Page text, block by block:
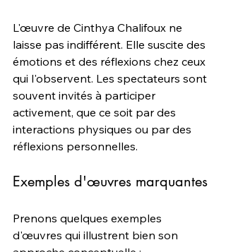
L'œuvre de Cinthya Chalifoux ne
laisse pas indifférent. Elle suscite des
émotions et des réflexions chez ceux
qui l'observent. Les spectateurs sont
souvent invités à participer
activement, que ce soit par des
interactions physiques ou par des
réflexions personnelles.
Exemples d'œuvres marquantes
Prenons quelques exemples
d'œuvres qui illustrent bien son